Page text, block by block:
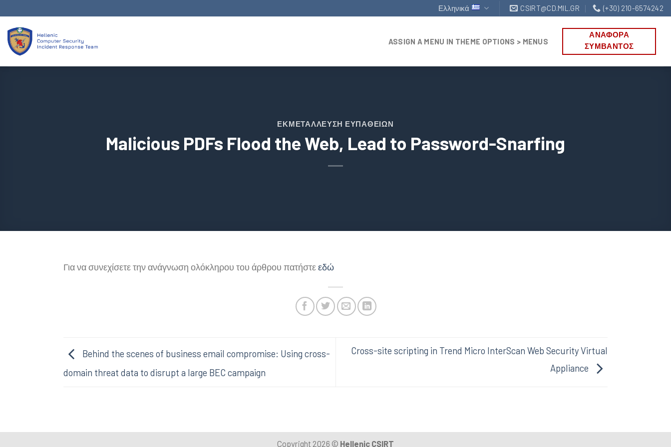
content
Ελληνικά CSIRT@CD.MIL.GR (+30) 210-6574242
ASSIGN A MENU IN THEME OPTIONS > MENUS
ΑΝΑΦΟΡΑ
ΣΥΜΒΑΝΤΟΣ
ΕΚΜΕΤΆΛΛΕΥΣΗ ΕΥΠΑΘΕΙΏΝ
Malicious PDFs Flood the Web, Lead to Password-Snarfing
Για να συνεχίσετε την ανάγνωση ολόκληρου του άρθρου πατήστεεδώ
Behind the scenes of business email compromise: Using cross-
domain threat data to disrupt a large BEC campaign
Cross-site scripting in Trend Micro InterScan Web Security Virtual
Appliance
Copyright 2026 © Hellenic CSIRT